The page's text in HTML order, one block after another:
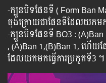
-ក្បួនបិទផែនទី ( Form Ban
ចុងក្រោយជាផែនទីដែលយកមក
-ក្បួនបិទផែនទី BO3 : (A)Ban
, (A)Ban 1,(B)Ban 1, ហើយ
ដែលយកមកធ្វើការប្រកួតទី3 ។